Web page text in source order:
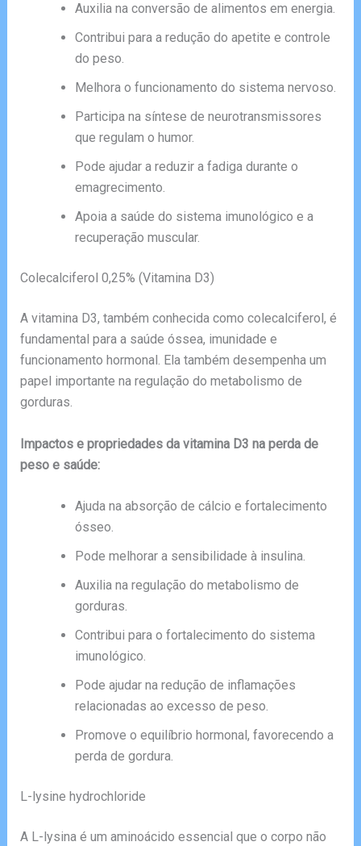
Auxilia na conversão de alimentos em energia.
Contribui para a redução do apetite e controle
do peso.
Melhora o funcionamento do sistema nervoso.
Participa na síntese de neurotransmissores
que regulam o humor.
Pode ajudar a reduzir a fadiga durante o
emagrecimento.
Apoia a saúde do sistema imunológico e a
recuperação muscular.
Colecalciferol 0,25% (Vitamina D3)
A vitamina D3, também conhecida como colecalciferol, é
fundamental para a saúde óssea, imunidade e
funcionamento hormonal. Ela também desempenha um
papel importante na regulação do metabolismo de
gorduras.
Impactos e propriedades da vitamina D3 na perda de
peso e saúde:
Ajuda na absorção de cálcio e fortalecimento
ósseo.
Pode melhorar a sensibilidade à insulina.
Auxilia na regulação do metabolismo de
gorduras.
Contribui para o fortalecimento do sistema
imunológico.
Pode ajudar na redução de inflamações
relacionadas ao excesso de peso.
Promove o equilíbrio hormonal, favorecendo a
perda de gordura.
L-lysine hydrochloride
A L-lysina é um aminoácido essencial que o corpo não